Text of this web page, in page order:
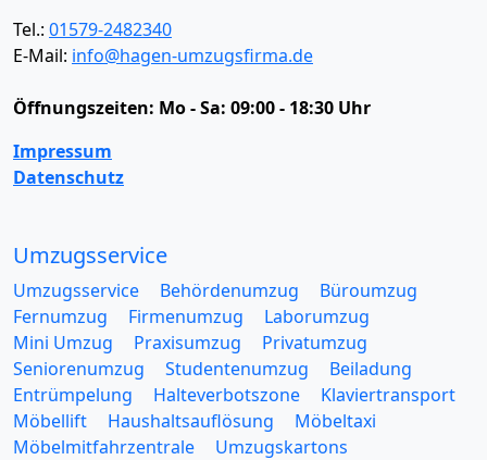
Tel.: 01579-2482340
E-Mail: info@hagen-umzugsfirma.de
Öffnungszeiten: Mo - Sa: 09:00 - 18:30 Uhr
Impressum
Datenschutz
Umzugsservice
Umzugsservice Behördenumzug
Büroumzug
Fernumzug
Firmenumzug
Laborumzug
Mini Umzug
Praxisumzug
Privatumzug
Seniorenumzug
Studentenumzug
Beiladung
Entrümpelung
Halteverbotszone
Klaviertransport
Möbellift
Haushaltsauflösung
Möbeltaxi
Möbelmitfahrzentrale
Umzugskartons